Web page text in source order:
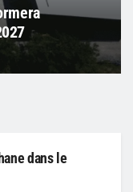
dans le